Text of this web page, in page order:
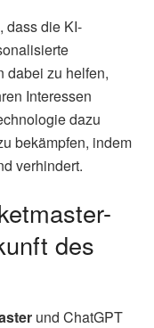
dass die KI-
dabei zu helfen,
Interessen
dazu
bekämpfen, indem
verhindert.
des
und ChatGPT